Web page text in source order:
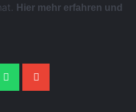
Hier mehr erfahren und